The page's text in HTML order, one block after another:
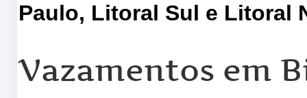
Paulo, Litoral Sul e Litoral
Vazamentos em